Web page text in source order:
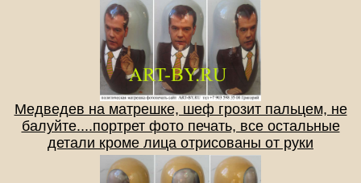
Медведев на матрешке, шеф грозит пальцем, не
балуйте....портрет фото печать, все остальные
детали кроме лица отрисованы от руки